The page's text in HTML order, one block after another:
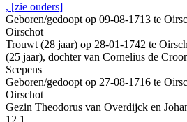
, [zie ouders]
Geboren/gedoopt op 09-08-1713 te
Oirschot
Trouwt (28 jaar) op 28-01-1742 te
(25 jaar), dochter van Cornelius de
Scepens
Geboren/gedoopt op 27-08-1716 te
Oirschot
Gezin Theodorus van Overdijck en